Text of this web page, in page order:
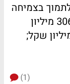
בצמיחה
במספר המנויים, ה-EBITDA עלה ל-306 מיליון
המזומנים הגיע ל-134 מיליון שקל;
(1)